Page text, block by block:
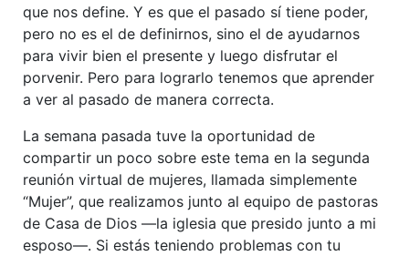
que nos define. Y es que el pasado sí tiene poder,
pero no es el de definirnos, sino el de ayudarnos
para vivir bien el presente y luego disfrutar el
porvenir. Pero para lograrlo tenemos que aprender
a ver al pasado de manera correcta.
La semana pasada tuve la oportunidad de
compartir un poco sobre este tema en la segunda
reunión virtual de mujeres, llamada simplemente
“Mujer”, que realizamos junto al equipo de pastoras
de Casa de Dios —la iglesia que presido junto a mi
esposo—. Si estás teniendo problemas con tu